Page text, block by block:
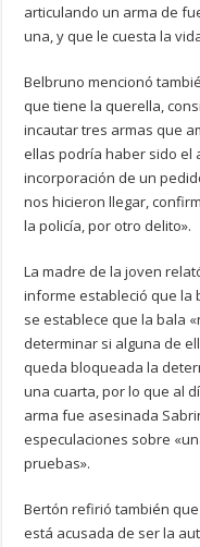
articulando un arma de
una, y que le cuesta la
Belbruno mencionó
que tiene la querella,
incautar tres armas que
ellas podría haber sido el
incorporación de un
nos hicieron llegar,
la policía, por otro delito».
La madre de la joven
informe estableció que la
se establece que la bala
determinar si alguna de
queda bloqueada la
una cuarta, por lo que al
arma fue asesinada
especulaciones sobre
pruebas».
Bertón refirió también
está acusada de ser la